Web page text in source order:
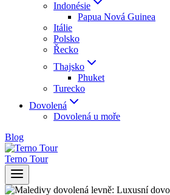
Indonésie
Papua Nová Guinea
Itálie
Polsko
Řecko
Thajsko
Phuket
Turecko
Dovolená
Dovolená u moře
Blog
Terno Tour